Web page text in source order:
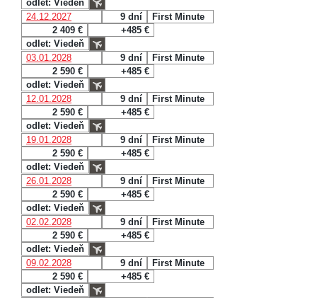
odlet: Viedeň
24.12.2027
9 dní
First Minute
2 409 €
+485 €
odlet: Viedeň
03.01.2028
9 dní
First Minute
2 590 €
+485 €
odlet: Viedeň
12.01.2028
9 dní
First Minute
2 590 €
+485 €
odlet: Viedeň
19.01.2028
9 dní
First Minute
2 590 €
+485 €
odlet: Viedeň
26.01.2028
9 dní
First Minute
2 590 €
+485 €
odlet: Viedeň
02.02.2028
9 dní
First Minute
2 590 €
+485 €
odlet: Viedeň
09.02.2028
9 dní
First Minute
2 590 €
+485 €
odlet: Viedeň